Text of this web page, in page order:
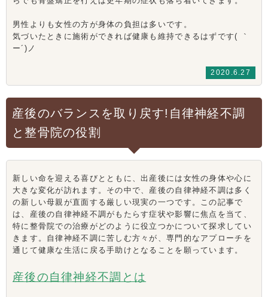
男性よりも女性の方が身体の負担は多いです。
気づいたときに施術ができれば健康も維持できるはずです( ｀
ー´)ノ
2020.6.27
産後のバランスを取り戻す!自律神経不調
と整骨院の役割
新しい命を迎える喜びとともに、出産後には女性の身体や心に
大きな変化が訪れます。その中で、産後の自律神経不調は多く
の新しい母親が直面する厳しい現実の一つです。この記事で
は、産後の自律神経不調がもたらす症状や影響に焦点を当て、
特に整骨院での治療がどのように役立つかについて探求してい
きます。自律神経不調に苦しむ方々が、専門的なアプローチを
通じて健康な生活に戻る手助けとなることを願っています。
産後の自律神経不調とは